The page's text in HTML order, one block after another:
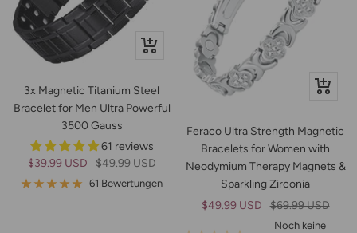
Schnellansicht
3x Magnetic Titanium Steel
Bracelet for Men Ultra Powerful
3500 Gauss
61 reviews
Angebotspreis
$39.99 USD Regulärer
Preis
$49.99 USD
61 Bewertungen
In
Feraco Ultra Strength Magnetic
Bracelets for Women with
Neodymium Therapy Magnets &
Sparkling Zirconia
Angebotspreis
$49.99 USD Regulärer
Preis
$69.99 USD
Noch keine